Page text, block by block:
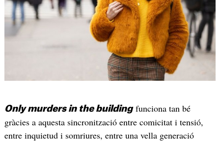
Only murders in the buildingfunciona tan bé
gràcies a aquesta sincronització entre comicitat i tensió,
entre inquietud i somriures, entre una vella generació